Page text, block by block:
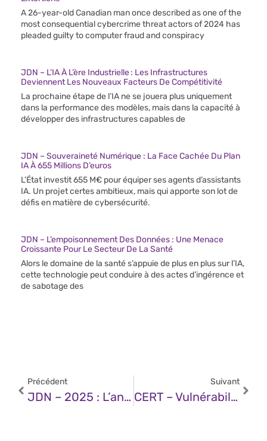
A 26-year-old Canadian man once described as one of the
most consequential cybercrime threat actors of 2024 has
pleaded guilty to computer fraud and conspiracy
JDN – L’IA À L’ère Industrielle : Les Infrastructures
Deviennent Les Nouveaux Facteurs De Compétitivité
La prochaine étape de l’IA ne se jouera plus uniquement
dans la performance des modèles, mais dans la capacité à
développer des infrastructures capables de
JDN – Souveraineté Numérique : La Face Cachée Du Plan
IA À 655 Millions D’euros
L’État investit 655 M€ pour équiper ses agents d’assistants
IA. Un projet certes ambitieux, mais qui apporte son lot de
défis en matière de cybersécurité.
JDN – L’empoisonnement Des Données : Une Menace
Croissante Pour Le Secteur De La Santé
Alors le domaine de la santé s’appuie de plus en plus sur l’IA,
cette technologie peut conduire à des actes d’ingérence et
de sabotage des
Précédent
JDN – 2025 : L’année De La Transformation Du Secteur De La Billetterie
Suivant
CERT – Vulnérabilité Dans Google Pixel (05 Février 2025)